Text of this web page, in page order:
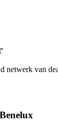
netwerk van